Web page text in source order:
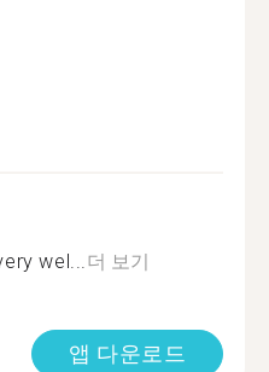
wel... 더 보기
앱 다운로드